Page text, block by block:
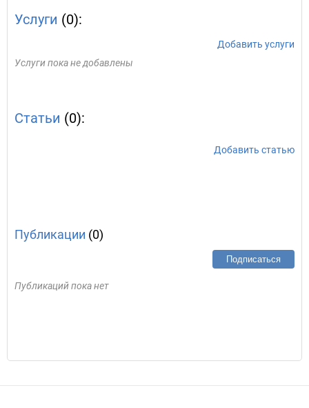
Услуги (0):
Добавить услуги
Услуги пока не добавлены
Статьи (0):
Добавить статью
Публикации (0)
Подписаться
Публикаций пока нет